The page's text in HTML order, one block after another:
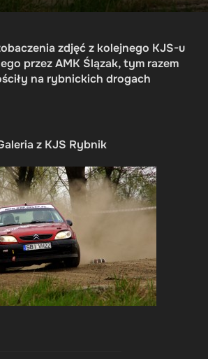
zdjęć z kolejnego KJS-u
przez AMK Ślązak, tym razem
na rybnickich drogach
z KJS Rybnik